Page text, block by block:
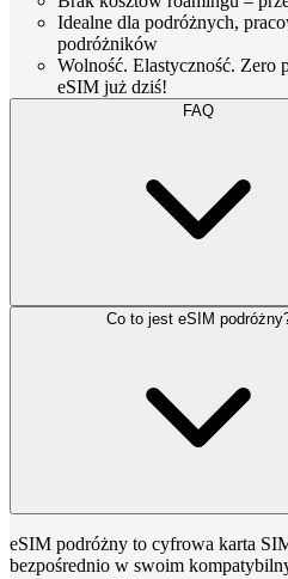
Idealne dla podróżnych,
podróżników
Wolność. Elastyczność. Zero
eSIM już dziś!
FAQ
Co to jest eSIM
eSIM podróżny to cyfrowa karta
bezpośrednio w swoim